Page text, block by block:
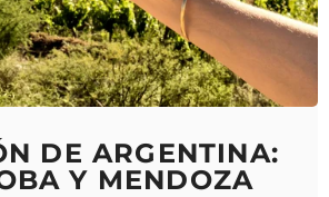
DE ARGENTINA:
Y MENDOZA